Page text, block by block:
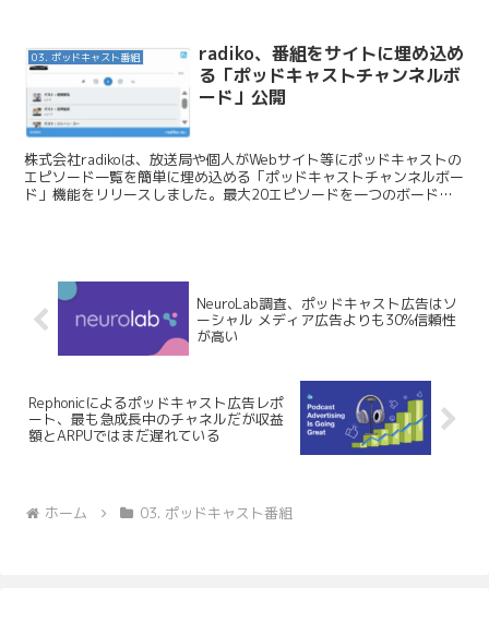
03. ポッドキャスト番組
radiko、番組をサイトに埋め込め
る「ポッドキャストチャンネルボ
ード」公開
株式会社radikoは、放送局や個人がWebサイト等にポッドキャストの
エピソード一覧を簡単に埋め込める「ポッドキャストチャンネルボー
ド」機能をリリースしました。最大20エピソードを一つのボードに
NeuroLab調査、ポッドキャスト広告はソ
ーシャル メディア広告よりも30%信頼性
が高い
Rephonicによるポッドキャスト広告レポ
ート、最も急成長中のチャネルだが収益
額とARPUではまだ遅れている
ホーム 03. ポッドキャスト番組